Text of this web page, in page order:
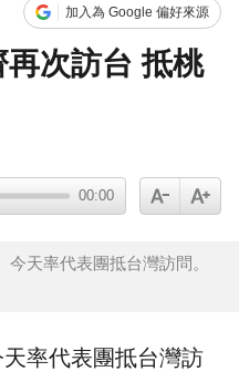
加入為 Google 偏好來源
次訪台 抵桃
00:00
天率代表團抵台灣訪問。
天率代表團抵台灣訪